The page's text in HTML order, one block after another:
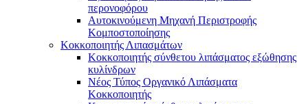
περονοφόρου
Αυτοκινούμενη Μηχανή Περιστροφής
Κομποστοποίησης
Κοκκοποιητής Λιπασμάτων
Κοκκοποιητής σύνθετου λιπάσματος εξώθησης
κυλίνδρων
Νέος Τύπος Οργανικό Λιπάσματα
Κοκκοποιητής